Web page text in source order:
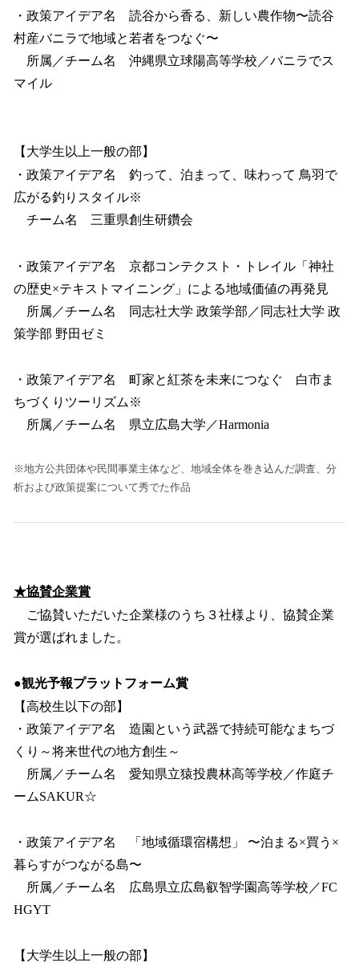
・政策アイデア名 読谷から香る、新しい農作物〜読谷
村産バニラで地域と若者をつなぐ〜
所属／チーム名 沖縄県立球陽高等学校／バニラでス
マイル
【大学生以上一般の部】
・政策アイデア名 釣って、泊まって、味わって 鳥羽で
広がる釣りスタイル※
チーム名 三重県創生研鑽会
・政策アイデア名 京都コンテクスト・トレイル「神社
の歴史×テキストマイニング」による地域価値の再発見
所属／チーム名 同志社大学 政策学部／同志社大学 政
策学部 野田ゼミ
・政策アイデア名 町家と紅茶を未来につなぐ 白市ま
ちづくりツーリズム※
所属／チーム名 県立広島大学／Harmonia
※地方公共団体や民間事業主体など、地域全体を巻き込んだ調査、分
析および政策提案について秀でた作品
★協賛企業賞
ご協賛いただいた企業様のうち３社様より、協賛企業
賞が選ばれました。
●観光予報プラットフォーム賞
【高校生以下の部】
・政策アイデア名 造園という武器で持続可能なまちづ
くり～将来世代の地方創生～
所属／チーム名 愛知県立猿投農林高等学校／作庭チ
ームSAKUR☆
・政策アイデア名 「地域循環宿構想」 〜泊まる×買う×
暮らすがつながる島〜
所属／チーム名 広島県立広島叡智学園高等学校／FC
HGYT
【大学生以上一般の部】